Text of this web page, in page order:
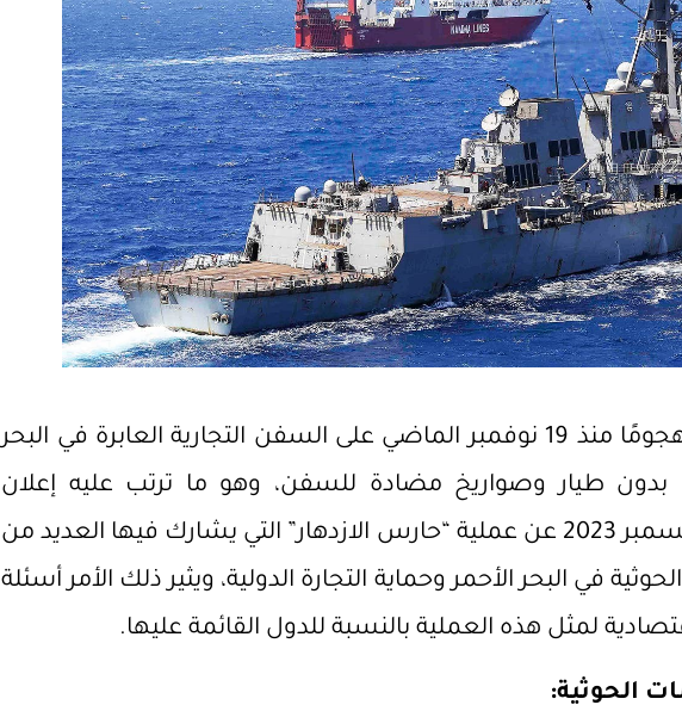
نفذ الحوثيون أكثر من 27 هجومًا منذ 19 نوفمبر الماضي على السفن التجارية العابرة في البحر
بدون طيار وصواريخ مضادة للسفن، وهو ما ترتب عليه إعلان
الولايات المتحدة في 18 ديسمبر 2023 عن عملية “حارس الازدهار” التي يشارك فيها العديد من
في البحر الأحمر وحماية التجارة الدولية، ويثير ذلك الأمر أسئلة
لمثل هذه العملية بالنسبة للدول القائمة عليها.
الحوثية: